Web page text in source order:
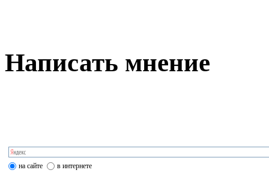
Написать мнение
на сайте в интернете